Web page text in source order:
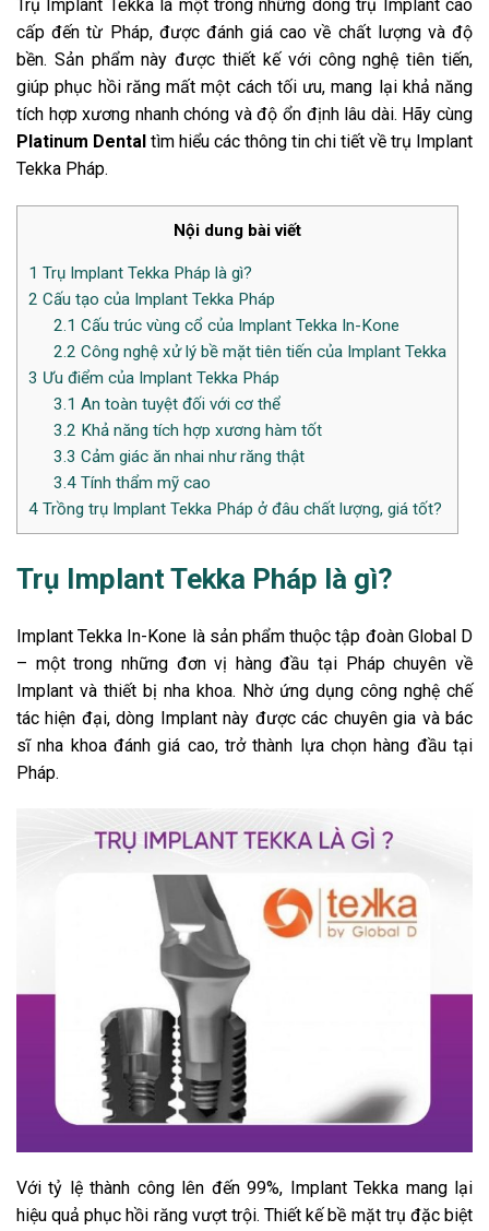
Trụ Implant Tekka là một trong những dòng trụ Implant cao
cấp đến từ Pháp, được đánh giá cao về chất lượng và độ
bền. Sản phẩm này được thiết kế với công nghệ tiên tiến,
giúp phục hồi răng mất một cách tối ưu, mang lại khả năng
tích hợp xương nhanh chóng và độ ổn định lâu dài. Hãy cùng
Platinum Dental tìm hiểu các thông tin chi tiết về trụ Implant
Tekka Pháp.
Nội dung bài viết
1 Trụ Implant Tekka Pháp là gì?
2 Cấu tạo của Implant Tekka Pháp
2.1 Cấu trúc vùng cổ của Implant Tekka In-Kone
2.2 Công nghệ xử lý bề mặt tiên tiến của Implant Tekka
3 Ưu điểm của Implant Tekka Pháp
3.1 An toàn tuyệt đối với cơ thể
3.2 Khả năng tích hợp xương hàm tốt
3.3 Cảm giác ăn nhai như răng thật
3.4Tính thẩm mỹ cao
4 Trồng trụ Implant Tekka Pháp ở đâu chất lượng, giá tốt?
Trụ Implant Tekka Pháp là gì?
Implant Tekka In-Kone là sản phẩm thuộc tập đoàn Global D
– một trong những đơn vị hàng đầu tại Pháp chuyên về
Implant và thiết bị nha khoa. Nhờ ứng dụng công nghệ chế
tác hiện đại, dòng Implant này được các chuyên gia và bác
sĩ nha khoa đánh giá cao, trở thành lựa chọn hàng đầu tại
Pháp.
Với tỷ lệ thành công lên đến 99%, Implant Tekka mang lại
hiệu quả phục hồi răng vượt trội. Thiết kế bề mặt trụ đặc biệt